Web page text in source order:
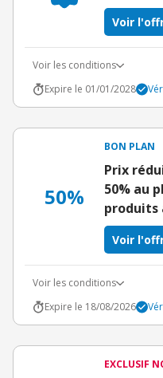
Voir
Voir les conditions
Expire le 01/01/2028
50%
BON PLAN
Prix
50% au
produits
Voir
Voir les conditions
Expire le 18/08/2026
EXCLUSIF